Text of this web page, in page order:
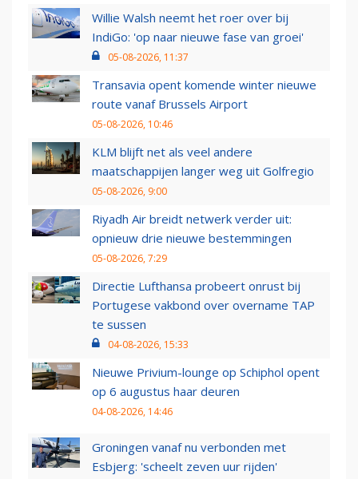
Willie Walsh neemt het roer over bij
IndiGo: 'op naar nieuwe fase van groei'
05-08-2026, 11:37
Transavia opent komende winter nieuwe
route vanaf Brussels Airport
05-08-2026, 10:46
KLM blijft net als veel andere
maatschappijen langer weg uit Golfregio
05-08-2026, 9:00
Riyadh Air breidt netwerk verder uit:
opnieuw drie nieuwe bestemmingen
05-08-2026, 7:29
Directie Lufthansa probeert onrust bij
Portugese vakbond over overname TAP
te sussen
04-08-2026, 15:33
Nieuwe Privium-lounge op Schiphol opent
op 6 augustus haar deuren
04-08-2026, 14:46
Groningen vanaf nu verbonden met
Esbjerg: 'scheelt zeven uur rijden'